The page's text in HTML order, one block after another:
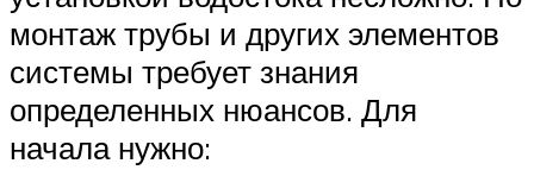
монтаж трубы и других элементов
системы требует знания
определенных нюансов. Для
начала нужно: